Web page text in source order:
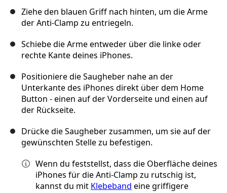
Ziehe den blauen Griff nach hinten, um die Arme
der Anti-Clamp zu entriegeln.
Schiebe die Arme entweder über die linke oder
rechte Kante deines iPhones.
Positioniere die Saugheber nahe an der
Unterkante des iPhones direkt über dem Home
Button - einen auf der Vorderseite und einen auf
der Rückseite.
Drücke die Saugheber zusammen, um sie auf der
gewünschten Stelle zu befestigen.
Wenn du feststellst, dass die Oberfläche deines
iPhones für die Anti-Clamp zu rutschig ist,
kannst du mit Klebeband eine griffigere